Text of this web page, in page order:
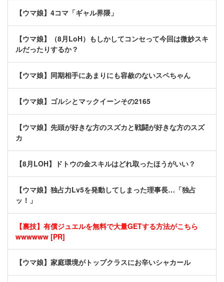
【ウマ娘】4コマ「ギャル界隈」
【ウマ娘】（8月LoH）もしかしてコンセって今回は微妙スキ
ルだったりするか？
【ウマ娘】同期相手にあまりにも容赦のないスペちゃん
【ウマ娘】ゴルシとマックイーンその2165
【ウマ娘】先頭が好きな方のスズカと戦闘が好きな方のスズ
カ
【8月LOH】ドトウの金スキルはどれ取ったほうがいい？
【ウマ娘】独占力Lv5を発動してしまった理事長…「独占
ッ！」
【裏技】有償ジュエルを無料で大量GETする方法がこちら
wwwwww [PR]
【ウマ娘】家庭環境がトップクラスにお辛いシャカール